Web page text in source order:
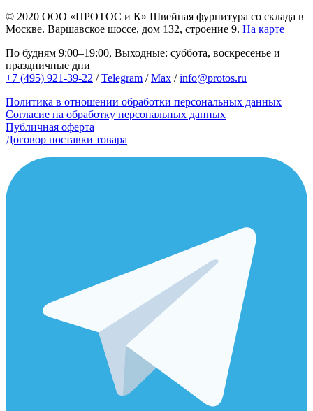
© 2020 ООО «ПРОТОС и К» Швейная фурнитура со склада в
Москве. Варшавское шоссе, дом 132, строение 9. На карте
По будням 9:00–19:00, Выходные: суббота, воскресенье и
праздничные дни
+7 (495) 921-39-22 /Telegram /Max /info@protos.ru
Политика в отношении обработки персональных данных
Согласие на обработку персональных данных
Публичная оферта
Договор поставки товара